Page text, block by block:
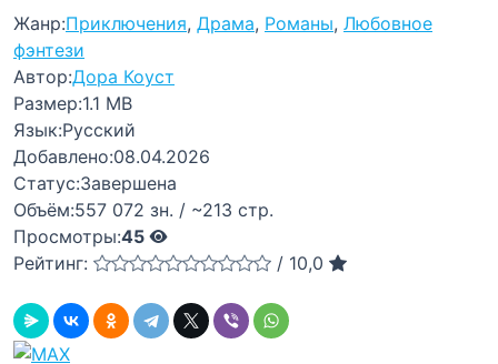
Жанр:Приключения, Драма, Романы, Любовное
фэнтези
Автор:Дора Коуст
Размер:1.1 MB
Язык:Русский
Добавлено:08.04.2026
Статус:Завершена
Объём:557 072 зн. / ~213 стр.
Просмотры:45
Рейтинг:
/ 10,0